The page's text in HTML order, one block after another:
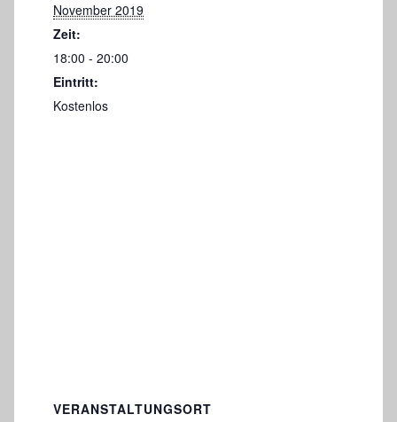
November 2019
Zeit:
18:00 - 20:00
Eintritt:
Kostenlos
VERANSTALTUNGSORT